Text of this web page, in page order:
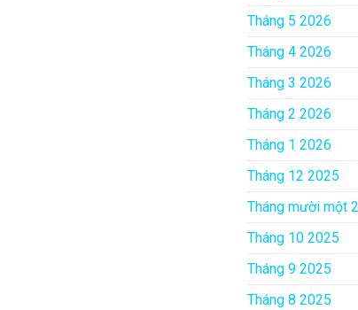
Tháng 5 2026
Tháng 4 2026
Tháng 3 2026
Tháng 2 2026
Tháng 1 2026
Tháng 12 2025
Tháng mười một
Tháng 10 2025
Tháng 9 2025
Tháng 8 2025